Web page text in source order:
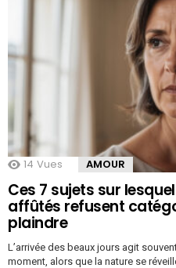
14 Vues AMOUR
Ces 7 sujets sur
affûtés refusent
plaindre
L’arrivée des beaux jours agit
moment, alors que la nature se